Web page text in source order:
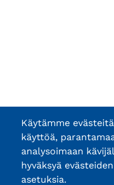
Käytämme
käyttöä,
analysoimaan
hyväksyä
asetuksia.